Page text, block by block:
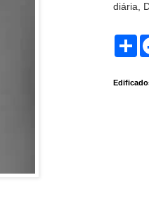
diária,
S
e